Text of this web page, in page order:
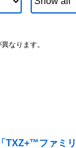
なります。
ファミ